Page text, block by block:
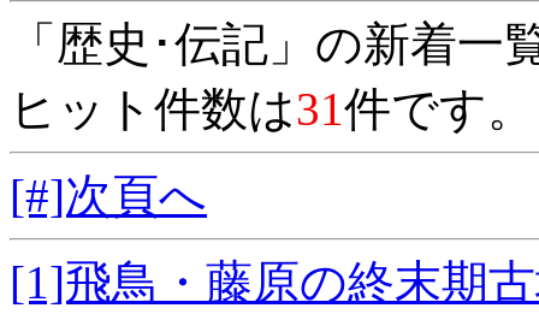
「歴史･伝記」の新着一
ヒット件数は31件です
[#]次頁へ
[1]飛鳥・藤原の終